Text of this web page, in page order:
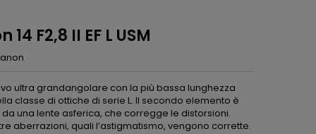
14 F2,8 II EF L USM
ultra grandangolare con la più bassa lunghezza
classe di ottiche di serie L. Il secondo elemento è
una lente asferica, che corregge le distorsioni.
aberrazioni, quali l’astigmatismo, vengono corrette.